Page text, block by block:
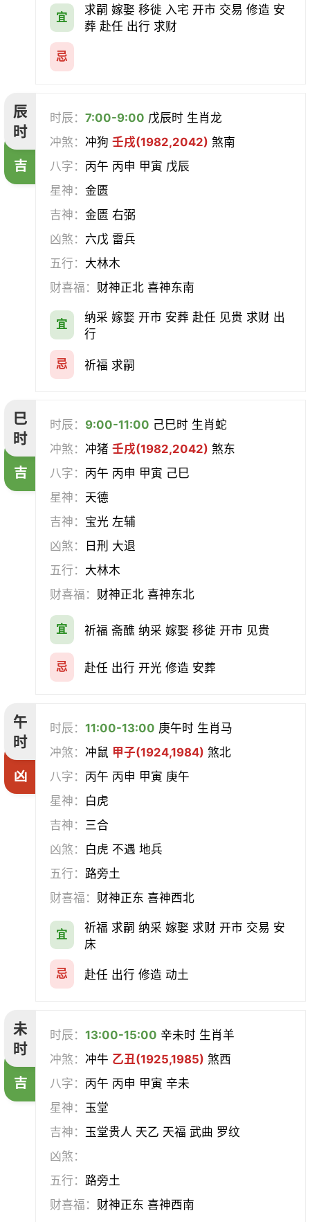
宜
求嗣 嫁娶 移徙 入宅 开市 交易 修造 安
葬 赴任 出行 求财
忌
辰
时
吉
时辰：7:00-9:00 戊辰时 生肖龙
冲煞：冲狗壬戌(1982,2042) 煞南
八字： 丙午 丙申 甲寅 戊辰
星神：金匮
吉神：金匮 右弼
凶煞： 六戊 雷兵
五行： 大林木
财喜福： 财神正北 喜神东南
宜
纳采 嫁娶 开市 安葬 赴任 见贵 求财 出
行
忌 祈福 求嗣
巳
时
吉
时辰： 9:00-11:00 己巳时 生肖蛇
冲煞：冲猪壬戌(1982,2042) 煞东
八字： 丙午 丙申 甲寅 己巳
星神： 天德
吉神： 宝光 左辅
凶煞：
日刑 大退
五行： 大林木
财喜福： 财神正北 喜神东北
宜 祈福 斋醮 纳采 嫁娶 移徙 开市 见贵
忌 赴任 出行 开光 修造 安葬
午
时
凶
时辰：11:00-13:00 庚午时 生肖马
冲煞：冲鼠 甲子(1924,1984) 煞北
八字： 丙午 丙申 甲寅 庚午
星神： 白虎
吉神： 三合
凶煞： 白虎 不遇 地兵
五行： 路旁土
财喜福： 财神正东 喜神西北
宜
祈福 求嗣 纳采 嫁娶 求财 开市 交易 安
床
忌 赴任 出行 修造 动土
未
时
吉
时辰：13:00-15:00 辛未时 生肖羊
冲煞：冲牛 乙丑(1925,1985) 煞西
八字： 丙午 丙申 甲寅 辛未
星神： 玉堂
吉神： 玉堂贵人 天乙 天福 武曲 罗纹
凶煞：
五行：路旁土
财喜福： 财神正东 喜神西南